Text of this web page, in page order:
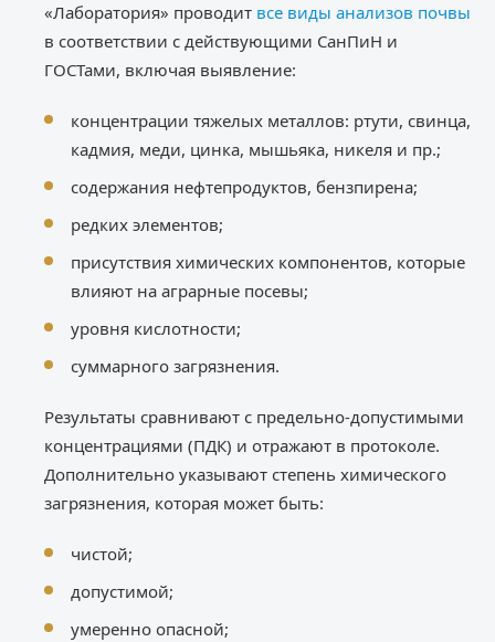
«Лаборатория» проводит все виды анализов почвы
в соответствии с действующими СанПиН и
ГОСТами, включая выявление:
концентрации тяжелых металлов: ртути, свинца,
кадмия, меди, цинка, мышьяка, никеля и пр.;
содержания нефтепродуктов, бензпирена;
редких элементов;
присутствия химических компонентов, которые
влияют на аграрные посевы;
уровня кислотности;
суммарного загрязнения.
Результаты сравнивают с предельно-допустимыми
концентрациями (ПДК) и отражают в протоколе.
Дополнительно указывают степень химического
загрязнения, которая может быть:
чистой;
допустимой;
умеренно опасной;